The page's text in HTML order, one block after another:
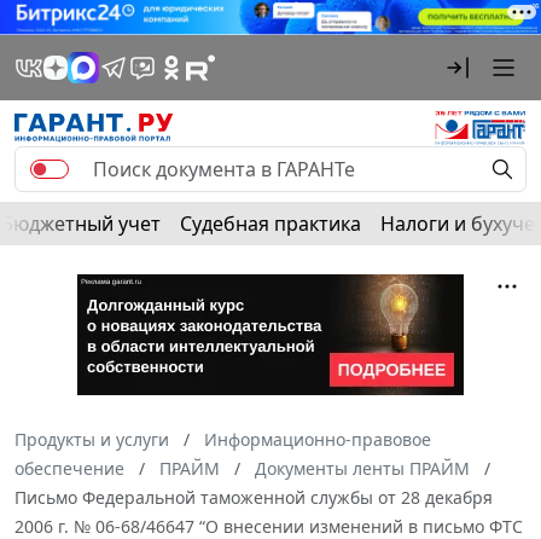
Бюджетный учет Судебная практика Налоги и
Продукты и услуги
Информационно-правовое
обеспечение
ПРАЙМ
Документы ленты ПРАЙМ
Письмо Федеральной таможенной службы от 28 декабря
2006 г. № 06-68/46647 “О внесении изменений в письмо ФТС